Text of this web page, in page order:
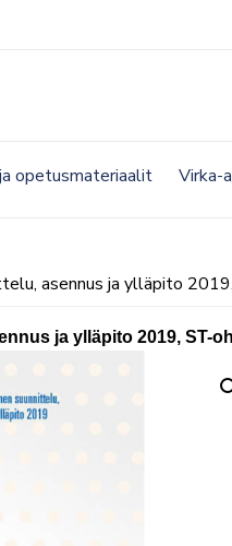
opetusmateriaalit Virka-
asennus ja ylläpito
ja ylläpito 2019, ST-